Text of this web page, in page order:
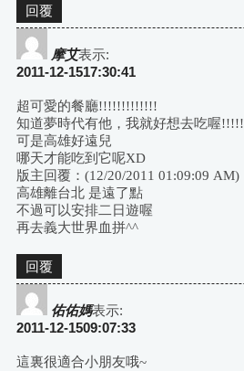
回覆
摩艾表示:
2011-12-1517:30:41
超可愛的餐廳!!!!!!!!!!!!!
知道夢時代有他，我就好想去吃喔!!!!!
可是高雄好遠兒
哪天才能吃到它呢XD
版主回覆：(12/20/2011 01:09:09 AM)
高雄離台北 是遠了點
不過可以安排二日遊喔
再去義大世界血拼^^
回覆
佑佑媽表示:
2011-12-1509:07:33
這裏很適合小朋友哦~